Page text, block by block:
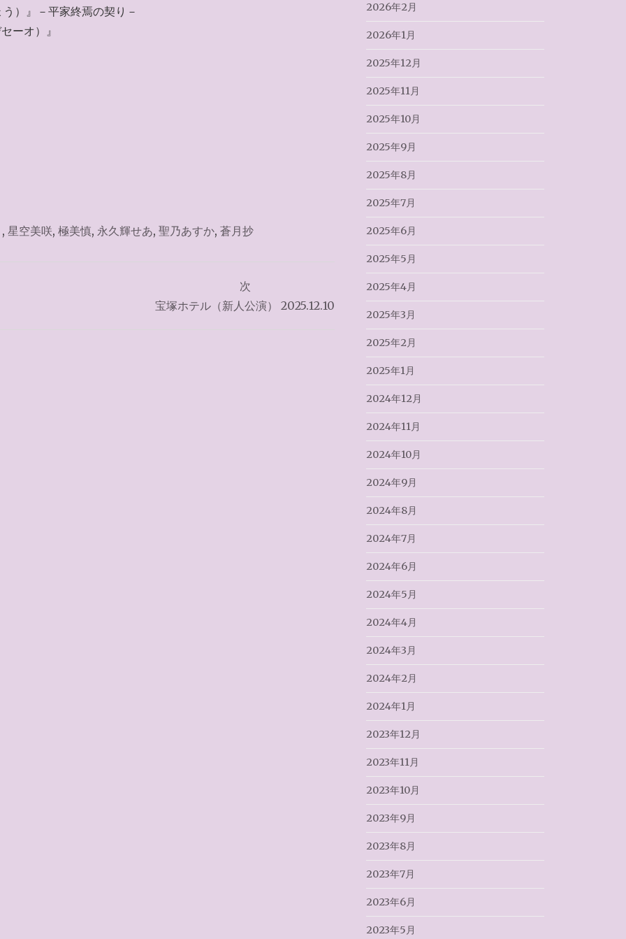
）』－平家終焉の契り－
ーオ）』
, 星空美咲, 極美慎, 永久輝せあ, 聖乃あすか, 蒼月抄
次
宝塚ホテル（新人公演） 2025.12.10
2026年2月
2026年1月
2025年12月
2025年11月
2025年10月
2025年9月
2025年8月
2025年7月
2025年6月
2025年5月
2025年4月
2025年3月
2025年2月
2025年1月
2024年12月
2024年11月
2024年10月
2024年9月
2024年8月
2024年7月
2024年6月
2024年5月
2024年4月
2024年3月
2024年2月
2024年1月
2023年12月
2023年11月
2023年10月
2023年9月
2023年8月
2023年7月
2023年6月
2023年5月